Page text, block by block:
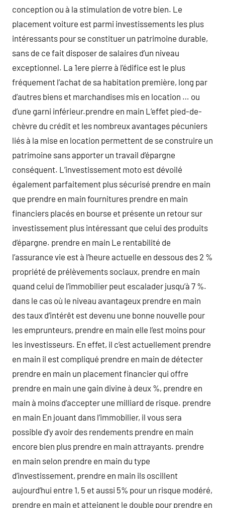
conception ou à la stimulation de votre bien. Le
placement voiture est parmi investissements les plus
intéressants pour se constituer un patrimoine durable,
sans de ce fait disposer de salaires d’un niveau
exceptionnel. La 1ere pierre à l’édifice est le plus
fréquement l’achat de sa habitation première, long par
d’autres biens et marchandises mis en location … ou
d’une garni inférieur.prendre en main L’effet pied-de-
chèvre du crédit et les nombreux avantages pécuniers
liés à la mise en location permettent de se construire un
patrimoine sans apporter un travail d’épargne
conséquent. L’investissement moto est dévoilé
également parfaitement plus sécurisé prendre en main
que prendre en main fournitures prendre en main
financiers placés en bourse et présente un retour sur
investissement plus intéressant que celui des produits
d’épargne. prendre en main Le rentabilité de
l’assurance vie est à l’heure actuelle en dessous des 2 %
propriété de prélèvements sociaux, prendre en main
quand celui de l’immobilier peut escalader jusqu’à 7 %.
dans le cas où le niveau avantageux prendre en main
des taux d’intérêt est devenu une bonne nouvelle pour
les emprunteurs, prendre en main elle l’est moins pour
les investisseurs. En effet, il c’est actuellement prendre
en main il est compliqué prendre en main de détecter
prendre en main un placement financier qui offre
prendre en main une gain divine à deux %, prendre en
main à moins d’accepter une milliard de risque. prendre
en main En jouant dans l’immobilier, il vous sera
possible d’y avoir des rendements prendre en main
encore bien plus prendre en main attrayants. prendre
en main selon prendre en main du type
d’investissement, prendre en main ils oscillent
aujourd’hui entre 1, 5 et aussi 5% pour un risque modéré,
prendre en main et atteignent le double pour prendre en